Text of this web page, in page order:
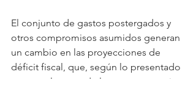
El conjunto de gastos postergados y
otros compromisos asumidos generan
un cambio en las proyecciones de
déficit fiscal, que, según lo presentado
ayer en el marco de la comparecencia